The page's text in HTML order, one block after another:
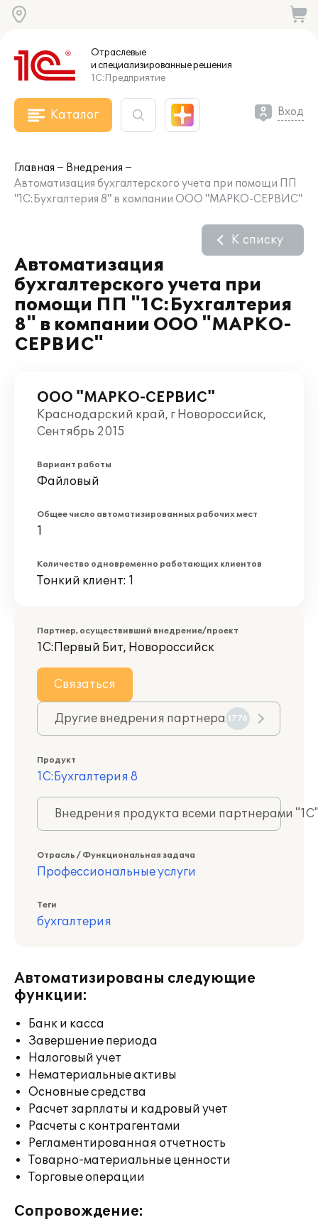
Отраслевые
и специализированныерешения
1С:Предприятие
Каталог Вход
Главная
Внедрения
Автоматизация бухгалтерского учета при помощи ПП
"1С:Бухгалтерия 8" в компании ООО "МАРКО-СЕРВИС"
Автоматизация
бухгалтерского учета при
помощи ПП "1С:Бухгалтерия
8" в компании ООО "МАРКО-
СЕРВИС"
К списку
ООО "МАРКО-СЕРВИС"
Краснодарский край, г Новороссийск,
Сентябрь 2015
Вариант работы
Файловый
Общее число автоматизированных рабочих мест
1
Количество одновременно работающих клиентов
Тонкий клиент: 1
Партнер, осуществивший внедрение/проект
1С:Первый Бит, Новороссийск
Связаться
Другие внедрения партнера 1776
Продукт
1С:Бухгалтерия 8
Внедрения продукта всеми партнерами
Отрасль / Функциональная задача
Профессиональные услуги
Теги
бухгалтерия
Автоматизированы следующие
функции:
Банк и касса
Завершение периода
Налоговый учет
Нематериальные активы
Основные средства
Расчет зарплаты и кадровый учет
Расчеты с контрагентами
Регламентированная отчетность
Товарно-материальные ценности
Торговые операции
Сопровождение: